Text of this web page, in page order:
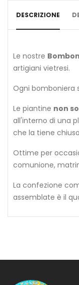
DESCRIZIONE
Le nostre
artigiani vietresi.
Ogni bomboniera
Le piantine non
all'interno di una
che la tiene
Ottime per
comunione,
La confezione
assemblate è il